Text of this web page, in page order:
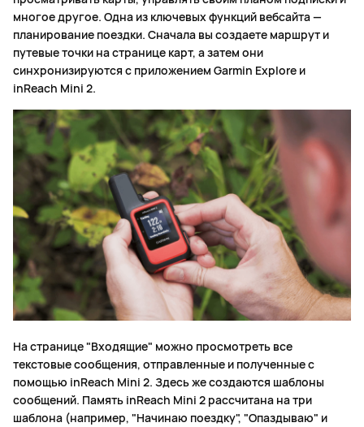
многое другое. Одна из ключевых функций вебсайта —
планирование поездки. Сначала вы создаете маршрут и
путевые точки на странице карт, а затем они
синхронизируются с приложением Garmin Explore и
inReach Mini 2.
На странице "Входящие" можно просмотреть все
текстовые сообщения, отправленные и полученные с
помощью inReach Mini 2. Здесь же создаются шаблоны
сообщений. Память inReach Mini 2 рассчитана на три
шаблона (например, "Начинаю поездку", "Опаздываю" и